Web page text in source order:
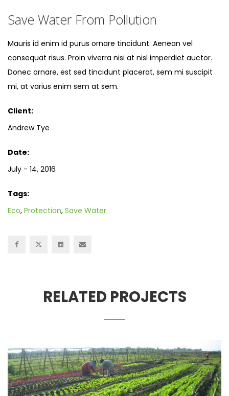
Save Water From Pollution
Mauris id enim id purus ornare tincidunt. Aenean vel
consequat risus. Proin viverra nisi at nisl imperdiet auctor.
Donec ornare, est sed tincidunt placerat, sem mi suscipit
mi, at varius enim sem at sem.
Client:
Andrew Tye
Date:
July - 14, 2016
Tags:
Eco, Protection, Save Water
RELATED PROJECTS